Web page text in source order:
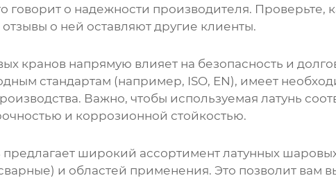
говорит о надежности производителя.
о ней оставляют другие клиенты.
крановнапрямую влияет на безопасность и
стандартам (например, ISO, EN), имеет
Важно, чтобы используемая латунь
и коррозионной стойкостью.
широкий ассортимент латунных
и областей применения. Это позволит вам